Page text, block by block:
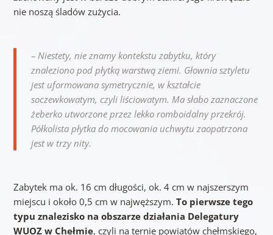
nie noszą śladów zużycia.
– Niestety, nie znamy kontekstu zabytku, który
znaleziono pod płytką warstwą ziemi. Głownia sztyletu
jest uformowana symetrycznie, w kształcie
soczewkowatym, czyli liściowatym. Ma słabo zaznaczone
żeberko utworzone przez lekko romboidalny przekrój.
Półkolista płytka do mocowania uchwytu zaopatrzona
jest w trzy nity.
Zabytek ma ok. 16 cm długości, ok. 4 cm w najszerszym
miejscu i około 0,5 cm w najwęższym. To pierwsze tego
typu znalezisko na obszarze działania Delegatury
WUOZ w Chełmie, czyli na ternie powiatów chełmskiego,